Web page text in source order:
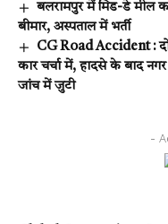
बलरामपुर में मिड-डे मील
बीमार, अस्पताल में भर्ती
CG Road Accident :
कार चर्चा में, हादसे के बाद नगर
जांच में जुटी
-